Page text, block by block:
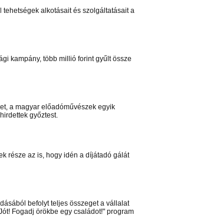
alkotásait és szolgáltatásait a
kampány, több millió forint gyűlt össze
a magyar előadóművészek egyik
győztest.
része az is, hogy idén a díjátadó gálát
befolyt teljes összeget a vállalat
Fogadj örökbe egy családot!" program